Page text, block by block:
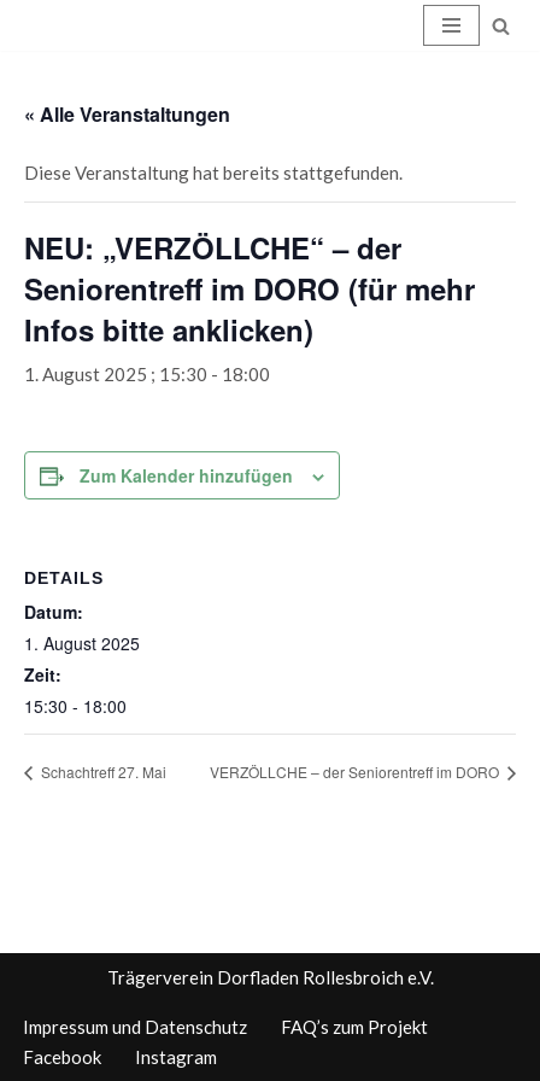
springen
« Alle Veranstaltungen
Diese Veranstaltung hat bereits stattgefunden.
NEU: „VERZÖLLCHE“ – der
Seniorentreff im DORO (für mehr
Infos bitte anklicken)
1. August 2025 ; 15:30 - 18:00
Zum Kalender hinzufügen
DETAILS
Datum:
1. August 2025
Zeit:
15:30 - 18:00
Schachtreff 27. Mai VERZÖLLCHE – der Seniorentreff im DORO
Trägerverein Dorfladen Rollesbroich e.V.
Impressum und Datenschutz
FAQ’s zum Projekt
Facebook
Instagram